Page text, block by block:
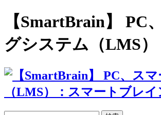
【SmartBrain】
グシステム（LMS